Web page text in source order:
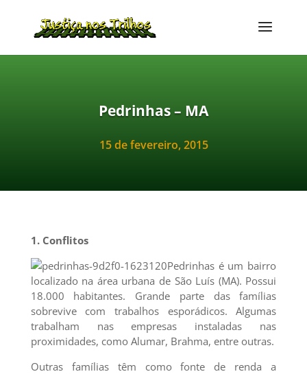
Pedrinhas – MA
15 de fevereiro, 2015
1. Conflitos
Pedrinhas é um bairro
localizado na área urbana de São Luís (MA). Possui
18.000 habitantes. Grande parte das famílias
sobrevive com trabalhos esporádicos. Algumas
trabalham nas empresas instaladas nas
proximidades, como Alumar, Brahma, entre outras.
Outras famílias têm como fonte de renda a